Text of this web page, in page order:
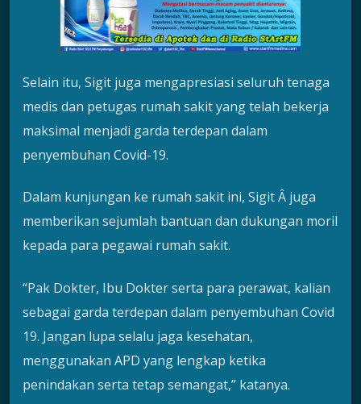
Selain itu, Sigit juga mengapresiasi seluruh tenaga
medis dan petugas rumah sakit yang telah bekerja
maksimal menjadi garda terdepan dalam
penyembuhan Covid-19.
Dalam kunjungan ke rumah sakit ini, Sigit Â juga
memberikan sejumlah bantuan dan dukungan moril
kepada para pegawai rumah sakit.
“Pak Dokter, Ibu Dokter serta para perawat, kalian
sebagai garda terdepan dalam penyembuhan Covid
19. Jangan lupa selalu jaga kesehatan,
menggunakan APD yang lengkap ketika
penindakan serta tetap semangat,” katanya.